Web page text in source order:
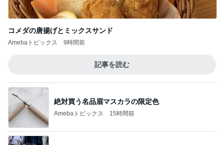
コメダの唐揚げとミックスサンド
Amebaトピックス 9時間前
記事を読む
絶対買う名品眉マスカラの限定色
Amebaトピックス 15時間前